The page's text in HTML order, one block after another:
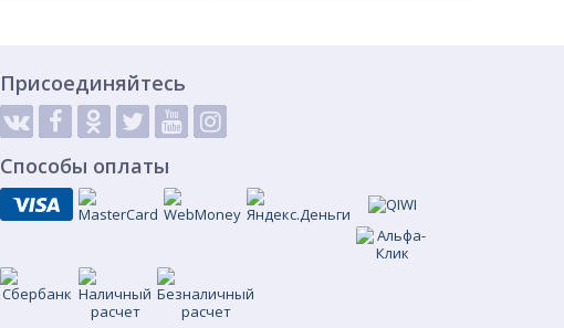
Присоединяйтесь
Способы оплаты